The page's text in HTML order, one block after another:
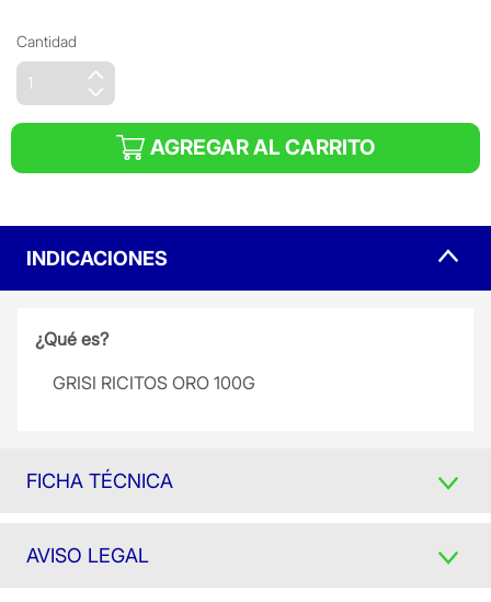
Cantidad
AGREGAR AL CARRITO
INDICACIONES
¿Qué es?
GRISI RICITOS ORO 100G
FICHA TÉCNICA
AVISO LEGAL